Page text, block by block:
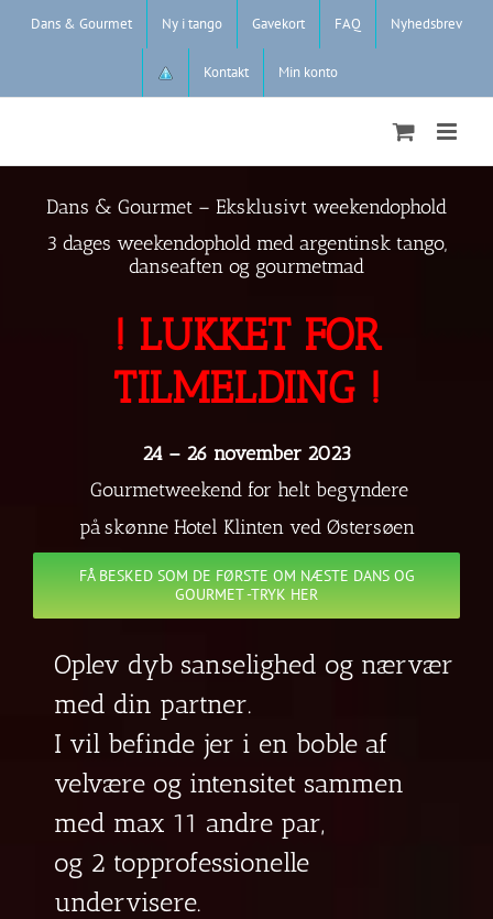
Dans & Gourmet Ny i tango Gavekort FAQ Nyhedsbrev
Kontakt Min konto
Dans & Gourmet – Eksklusivt weekendophold
3 dages weekendophold med argentinsk tango,
danseaften og gourmetmad
! LUKKET FOR
TILMELDING !
24 – 26 november 2023
Gourmetweekend for helt begyndere
på skønne Hotel Klinten ved Østersøen
FÅ BESKED SOM DE FØRSTE OM NÆSTE DANS OG
GOURMET -TRYK HER
Oplev dyb sanselighed og nærvær
med din partner.
I vil befinde jer i en boble af
velvære og intensitet sammen
med max 11 andre par,
og 2 topprofessionelle
undervisere.